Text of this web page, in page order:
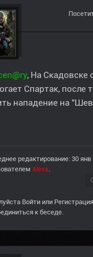
, На Скадовске
Спартак, после
нападение на
редактирование: 30 янв
Alexs.
Войти или Регистрация
к беседе.